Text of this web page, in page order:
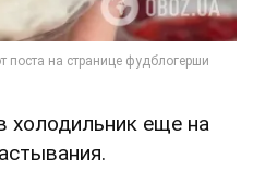
холодильник еще на